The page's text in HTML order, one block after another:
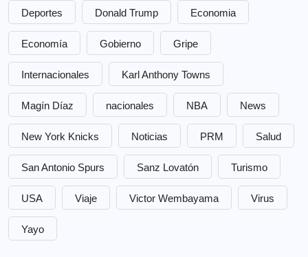
Deportes Donald Trump Economia
Economía Gobierno Gripe
Internacionales Karl Anthony Towns
Magín Díaz nacionales NBA News
New York Knicks Noticias PRM Salud
San Antonio Spurs Sanz Lovatón Turismo
USA Viaje Victor Wembayama Virus
Yayo